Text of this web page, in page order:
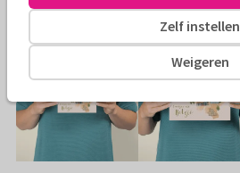
Formaten
Weigeren
Zelf instellen